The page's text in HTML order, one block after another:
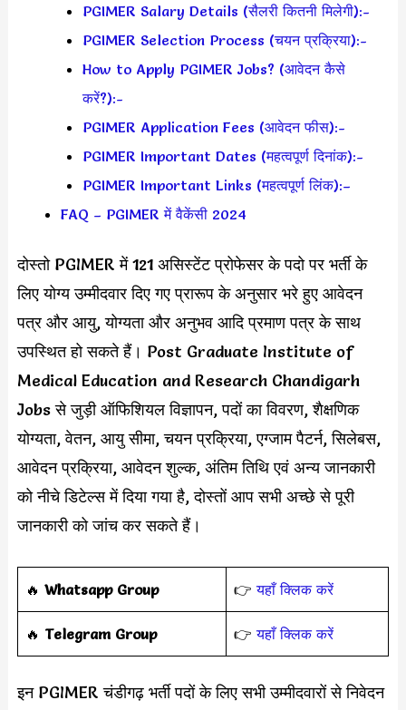
PGIMER Salary Details (सैलरी कितनी मिलेगी):-
PGIMER Selection Process (चयन प्रक्रिया):-
How to Apply PGIMER Jobs? (आवेदन कैसे
करें?):-
PGIMER Application Fees (आवेदन फीस):-
PGIMER Important Dates (महत्वपूर्ण दिनांक):-
PGIMER Important Links (महत्वपूर्ण लिंक):–
FAQ – PGIMER में वैकेंसी 2024
दोस्तो PGIMER में 121 असिस्टेंट प्रोफेसर के पदो पर भर्ती के
लिए योग्य उम्मीदवार दिए गए प्रारूप के अनुसार भरे हुए आवेदन
पत्र और आयु, योग्यता और अनुभव आदि प्रमाण पत्र के साथ
उपस्थित हो सकते हैं। Post Graduate Institute of
Medical Education and Research Chandigarh
Jobs से जुड़ी ऑफिशियल विज्ञापन, पदों का विवरण, शैक्षणिक
योग्यता, वेतन, आयु सीमा, चयन प्रक्रिया, एग्जाम पैटर्न, सिलेबस,
आवेदन प्रक्रिया, आवेदन शुल्क, अंतिम तिथि एवं अन्य जानकारी
को नीचे डिटेल्स में दिया गया है, दोस्तों आप सभी अच्छे से पूरी
जानकारी को जांच कर सकते हैं।
‎️‍🔥 Whatsapp Group 👉यहाँ क्लिक करें
‎️‍🔥 Telegram Group 👉यहाँ क्लिक करें
इन PGIMER चंडीगढ़ भर्ती पदों के लिए सभी उम्मीदवारों से निवेदन